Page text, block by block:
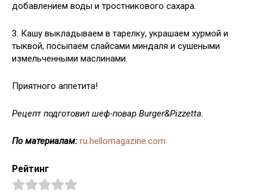
добавлением воды и тростникового сахара.
3. Кашу выкладываем в тарелку, украшаем хурмой и
тыквой, посыпаем слайсами миндаля и сушеными
измельченными маслинами.
Приятного аппетита!
Рецепт подготовил шеф-повар Burger&Pizzetta.
По материалам: ru.hellomagazine.com
Рейтинг